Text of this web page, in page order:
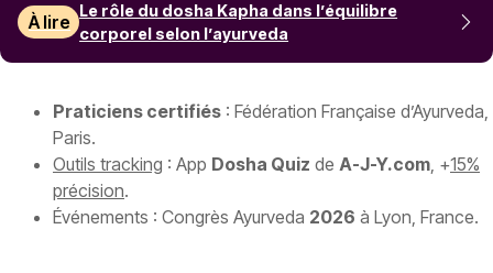
À lire
Le rôle du dosha Kapha dans l’équilibre
corporel selon l’ayurveda
Praticiens certifiés : Fédération Française d’Ayurveda,
Paris.
Outils tracking : App Dosha Quiz de A-J-Y.com, +15%
précision.
Événements : Congrès Ayurveda 2026 à Lyon, France.